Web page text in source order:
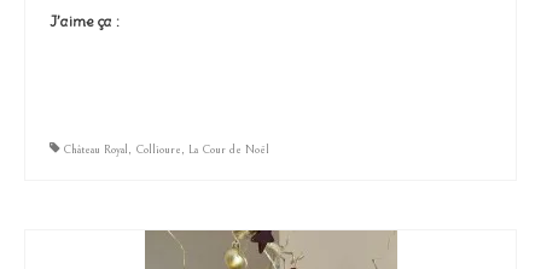
J’aime ça :
Château Royal, Collioure, La Cour de Noël